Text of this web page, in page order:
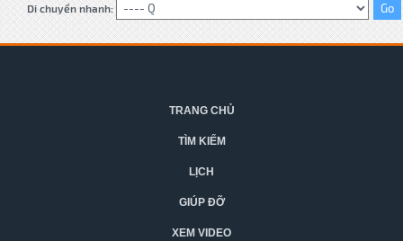
Di chuyển nhanh:
TRANG CHỦ
TÌM KIẾM
LỊCH
GIÚP ĐỠ
XEM VIDEO